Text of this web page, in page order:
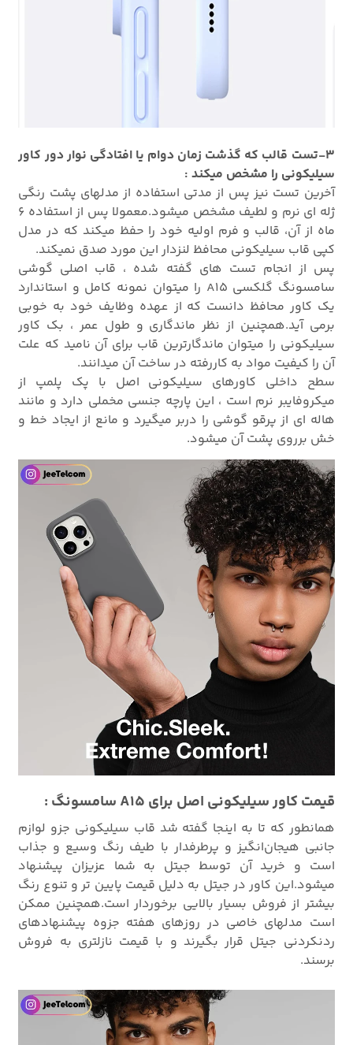
3-تست قالب که گذشت زمان دوام یا افتادگی نوار دور کاور
سیلیکونی را مشخص میکند :
آخرین تست نیز پس از مدتی استفاده از مدلهای پشت رنگی
ژله ای نرم و لطیف مشخص میشود.معمولا پس از استفاده 6
ماه از آن، قالب و فرم اولیه خود را حفظ میکند که در مدل
کپی قاب سیلیکونی محافظ لنزدار این مورد صدق نمیکند.
پس از انجام تست های گفته شده ، قاب اصلی گوشی
سامسونگ گلکسی A15 را میتوان نمونه کامل و استاندارد
یک کاور محافظ دانست که از عهده وظایف خود به خوبی
برمی آید.همچنین از نظر ماندگاری و طول عمر ، بک کاور
سیلیکونی را میتوان ماندگارترین قاب برای آن نامید که علت
آن را کیفیت مواد به کاررفته در ساخت آن میدانند.
سطح داخلی کاورهای سیلیکونی اصل با پک پلمپ از
میکروفایبر نرم است ، این پارچه جنسی مخملی دارد و مانند
هاله ای از پرقو گوشی را دربر میگیرد و مانع از ایجاد خط و
خش برروی پشت آن میشود.
قیمت کاور سیلیکونی اصل برای A15 سامسونگ :
همانطور که تا به اینجا گفته شد قاب سیلیکونی جزو لوازم
جانبی هیجان‌انگیز و پرطرفدار با طیف رنگ وسیع و جذاب
است و خرید آن توسط جیتل به شما عزیزان پیشنهاد
میشود.این کاور در جیتل به دلیل قیمت پایین تر و تنوع رنگ
بیشتر از فروش بسیار بالایی برخوردار است.همچنین ممکن
است مدلهای خاصی در روزهای هفته جزوه پیشنهادهای
ردنکردنی جیتل قرار بگیرند و با قیمت نازلتری به فروش
برسند.